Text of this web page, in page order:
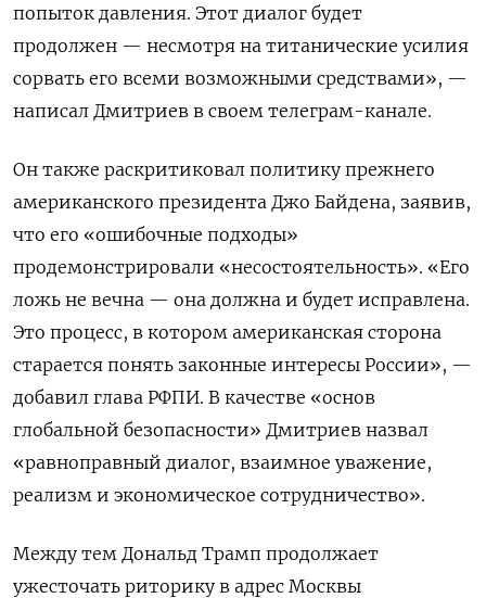
попыток давления. Этот диалог будет
продолжен — несмотря на титанические усилия
сорвать его всеми возможными средствами», —
написал Дмитриев в своем телеграм-канале.
Он также раскритиковал политику прежнего
американского президента Джо Байдена, заявив,
что его «ошибочные подходы»
продемонстрировали «несостоятельность». «Его
ложь не вечна — она должна и будет исправлена.
Это процесс, в котором американская сторона
старается понять законные интересы России», —
добавил глава РФПИ. В качестве «основ
глобальной безопасности» Дмитриев назвал
«равноправный диалог, взаимное уважение,
реализм и экономическое сотрудничество».
Между тем Дональд Трамп продолжает
ужесточать риторику в адрес Москвы